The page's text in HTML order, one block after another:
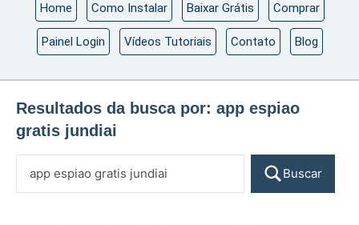
Home Como Instalar Baixar Grátis Comprar
Painel Login Vídeos Tutoriais Contato Blog
Resultados da busca por: app espiao
gratis jundiai
Buscar